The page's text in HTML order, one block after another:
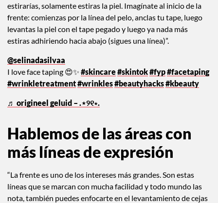
estirarías, solamente estiras la piel. Imagínate al inicio de la
frente: comienzas por la línea del pelo, anclas tu tape, luego
levantas la piel con el tape pegado y luego ya nada más
estiras adhiriendo hacia abajo (sigues una línea)”.
@selinadasilvaa
I love face taping 😍✨ #skincare#skintok#fyp#facetaping
#wrinkletreatment#wrinkles#beautyhacks#kbeauty
♬ origineel geluid – .⋆୨୧⋆.
Hablemos de las áreas con
más líneas de expresión
“La frente es uno de los intereses más grandes. Son estas
líneas que se marcan con mucha facilidad y todo mundo las
nota, también puedes enfocarte en el levantamiento de cejas